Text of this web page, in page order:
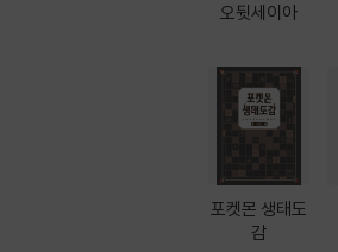
오뒷세이아
포켓몬 생태도
감